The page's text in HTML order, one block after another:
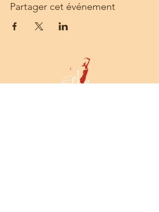
Partager cet événement